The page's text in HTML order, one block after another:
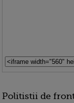
Politistii de